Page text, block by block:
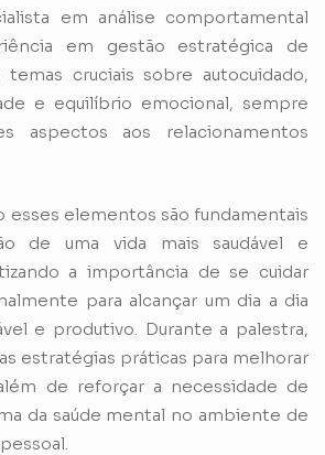
em análise comportamental
em gestão estratégica de
temas cruciais sobre autocuidado,
e equilíbrio emocional, sempre
aspectos aos relacionamentos
esses elementos são fundamentais
de uma vida mais saudável e
a importância de se cuidar
para alcançar um dia a dia
e produtivo. Durante a palestra,
estratégias práticas para melhorar
de reforçar a necessidade de
da saúde mental no ambiente de